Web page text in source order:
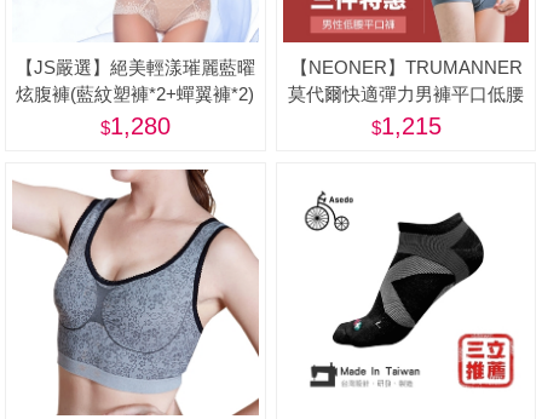
【JS嚴選】絕美輕漾璀麗藍曜
炫腹褲(藍紋塑褲*2+蟬翼褲*2)
1,280
【NEONER】TRUMANNER
莫代爾快適彈力男褲平口低腰
款三件優惠組-美
1,215